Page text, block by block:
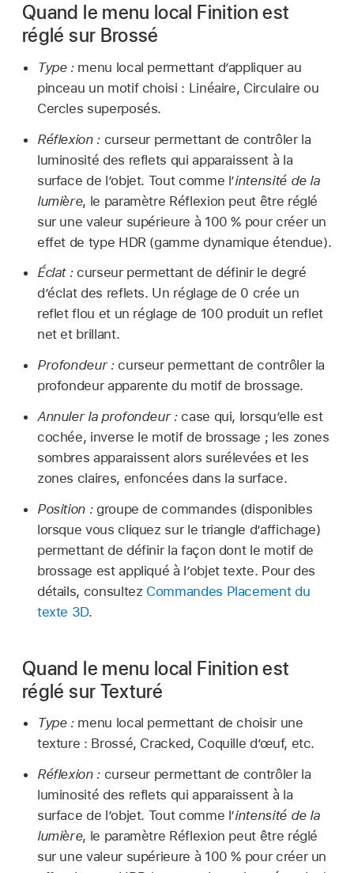
Quand le menu local Finition est
réglé sur Brossé
Type :menu local permettant d’appliquer au
pinceau un motif choisi : Linéaire, Circulaire ou
Cercles superposés.
Réflexion :curseur permettant de contrôler la
luminosité des reflets qui apparaissent à la
surface de l’objet. Tout comme l’intensité de la
lumière, le paramètre Réflexion peut être réglé
sur une valeur supérieure à 100 % pour créer un
effet de type HDR (gamme dynamique étendue).
Éclat :curseur permettant de définir le degré
d’éclat des reflets. Un réglage de 0 crée un
reflet flou et un réglage de 100 produit un reflet
net et brillant.
Profondeur :curseur permettant de contrôler la
profondeur apparente du motif de brossage.
Annuler la profondeur :case qui, lorsqu’elle est
cochée, inverse le motif de brossage ; les zones
sombres apparaissent alors surélevées et les
zones claires, enfoncées dans la surface.
Position :groupe de commandes (disponibles
lorsque vous cliquez sur le triangle d’affichage)
permettant de définir la façon dont le motif de
brossage est appliqué à l’objet texte. Pour des
détails, consultez Commandes Placement du
texte 3D.
Quand le menu local Finition est
réglé sur Texturé
Type :menu local permettant de choisir une
texture : Brossé, Cracked, Coquille d’œuf, etc.
Réflexion :curseur permettant de contrôler la
luminosité des reflets qui apparaissent à la
surface de l’objet. Tout comme l’intensité de la
lumière, le paramètre Réflexion peut être réglé
sur une valeur supérieure à 100 % pour créer un